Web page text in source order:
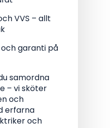
VVS – allt
och garanti på
samordna
– vi sköter
och
och